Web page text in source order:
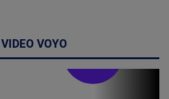
VIDEO VOYO